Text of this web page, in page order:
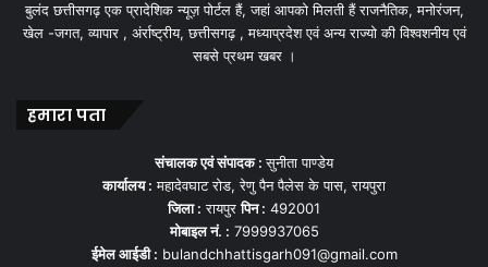
बुलंद छत्तीसगढ़ एक प्रादेशिक न्यूज़ पोर्टल हैं, जहां आपको मिलती हैं राजनैतिक, मनोरंजन,
खेल -जगत, व्यापार , अंर्राष्ट्रीय, छत्तीसगढ़ , मध्याप्रदेश एवं अन्य राज्यो की विश्वशनीय एवं
सबसे प्रथम खबर ।
हमारा पता
संचालक एवं संपादक :सुनीता पाण्डेय
कार्यालय : महादेवघाट रोड, रेणु पैन पैलेस के पास, रायपुरा
जिला : रायपुरपिन : 492001
मोबाइल नं. : 7999937065
ईमेल आईडी : bulandchhattisgarh091@gmail.com